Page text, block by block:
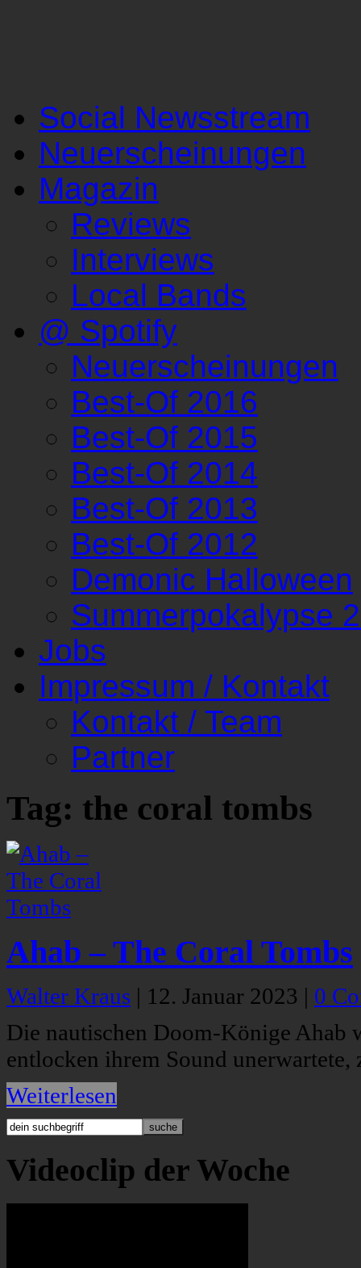
Social Newsstream
Neuerscheinungen
Magazin
Reviews
Interviews
Local Bands
@ Spotify
Neuerscheinungen
Best-Of 2016
Best-Of 2015
Best-Of 2014
Best-Of 2013
Best-Of 2012
Demonic Halloween
Summerpokalypse
Jobs
Impressum / Kontakt
Kontakt / Team
Partner
Tag: the coral tombs
Ahab – The Coral Tombs
Walter Kraus | 12. Januar 2023 | 0
Die nautischen Doom-Könige Ahab
entlocken ihrem Sound unerwartete,
Weiterlesen
Videoclip der Woche